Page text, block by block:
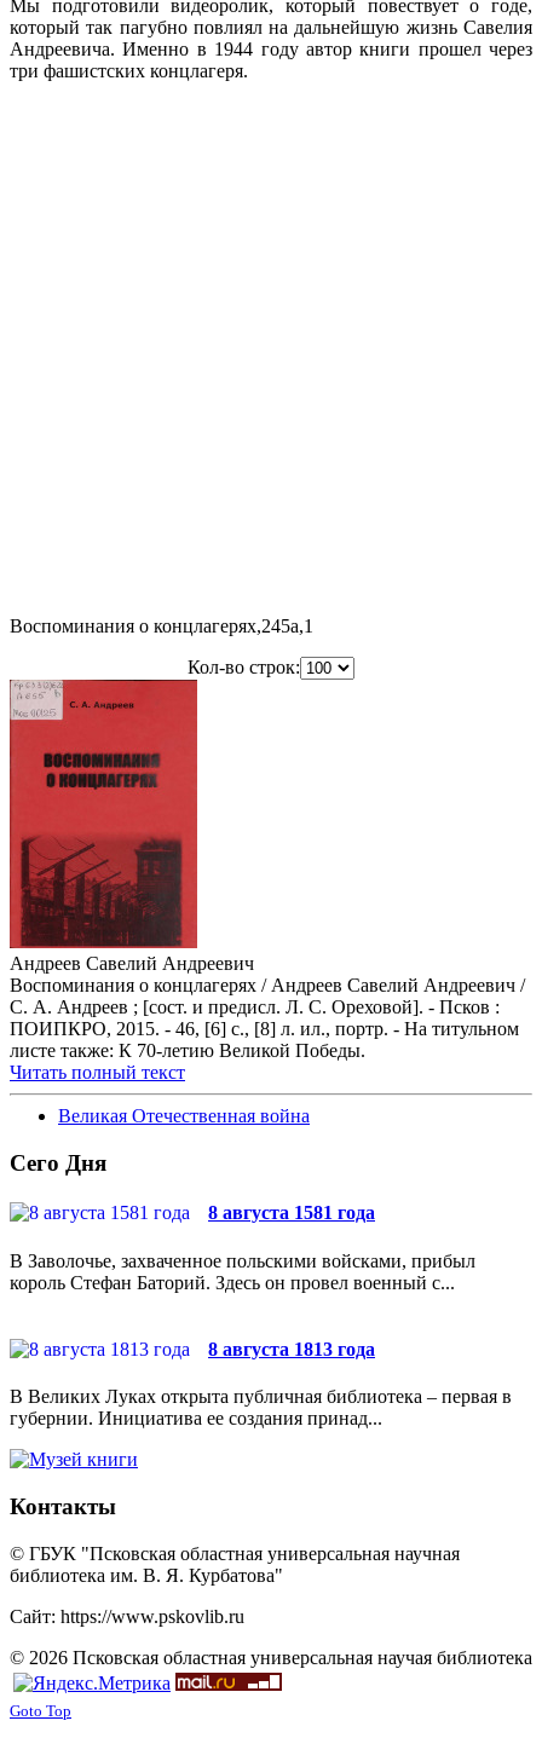
Мы подготовили видеоролик, который повествует о годе,
который так пагубно повлиял на дальнейшую жизнь Савелия
Андреевича. Именно в 1944 году автор книги прошел через
три фашистских концлагеря.
Воспоминания о концлагерях,245a,1
Кол-во строк:
Андреев Савелий Андреевич
Воспоминания о концлагерях / Андреев Савелий Андреевич /
С. А. Андреев ; [сост. и предисл. Л. С. Ореховой]. - Псков :
ПОИПКРО, 2015. - 46, [6] с., [8] л. ил., портр. - На титульном
листе также: К 70-летию Великой Победы.
Читать полный текст
Великая Отечественная война
Сего Дня
8 августа 1581 года
В Заволочье, захваченное польскими войсками, прибыл
король Стефан Баторий. Здесь он провел военный с...
8 августа 1813 года
В Великих Луках открыта публичная библиотека – первая в
губернии. Инициатива ее создания принад...
Контакты
© ГБУК "Псковская областная универсальная научная
библиотека им. В. Я. Курбатова"
Сайт: https://www.pskovlib.ru
© 2026 Псковская областная универсальная научая библиотека
Goto Top